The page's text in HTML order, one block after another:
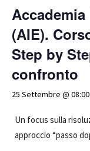
(AIE).
Step by
confronto
25 Settembre @ 08:00
Un focus sulla
approccio “passo